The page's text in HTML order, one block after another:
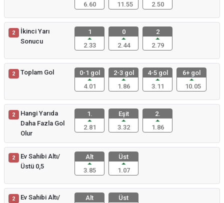
6.60
11.55
2.50
2
İkinci Yarı
Sonucu
1
2.33
0
2.44
2
2.79
2 Toplam Gol
0-1 gol
4.01
2-3 gol
1.86
4-5 gol
3.11
6+ gol
10.05
2
Hangi Yarıda
Daha Fazla Gol
Olur
1.
2.81
Eşit
3.32
2.
1.86
2
Ev Sahibi Altı/
Üstü 0,5
Alt
3.85
Üst
1.07
2
Ev Sahibi Altı/
Alt
Üst